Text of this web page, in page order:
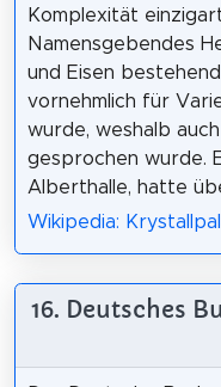
Komplexität
Namensgebendes
und Eisen
vornehmlich für
wurde, weshalb
gesprochen wurde.
Alberthalle, hatte
Wikipedia:
16. Deutsches